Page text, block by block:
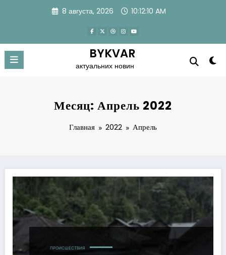
8 августа, 2026 10:12:12 AM
BYKVAR
актуальних новин
Месяц: Апрель 2022
Главная 2022 Апрель
ПРОИСШЕСТВИЯ